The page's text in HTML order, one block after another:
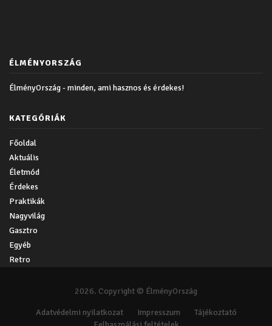
ÉLMÉNYORSZÁG
ÉlményOrszág - minden, ami hasznos és érdekes!
KATEGÓRIÁK
Főoldal
Aktuális
Életmód
Érdekes
Praktikák
Nagyvilág
Gasztro
Egyéb
Retro
2026. Copyright © ÉlményOrszág
Adatvédelmi nyilatkozat Impresszum
Tájékoztató